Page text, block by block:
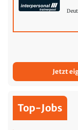
Jetzt
Top-Jobs